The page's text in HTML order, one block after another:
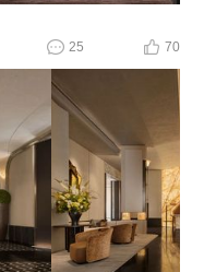
25 70